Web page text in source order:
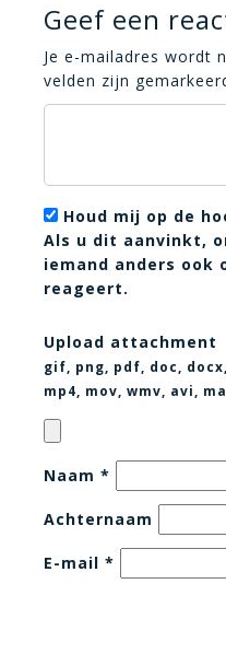
Geef een
Je e-mailadres wordt
velden zijn
Houd mij op de
Als u dit aanvinkt,
iemand anders ook
reageert.
Upload attachment
gif, png, pdf, doc,
mp4, mov, wmv, avi
,
Naam *
Achternaam
E-mail *